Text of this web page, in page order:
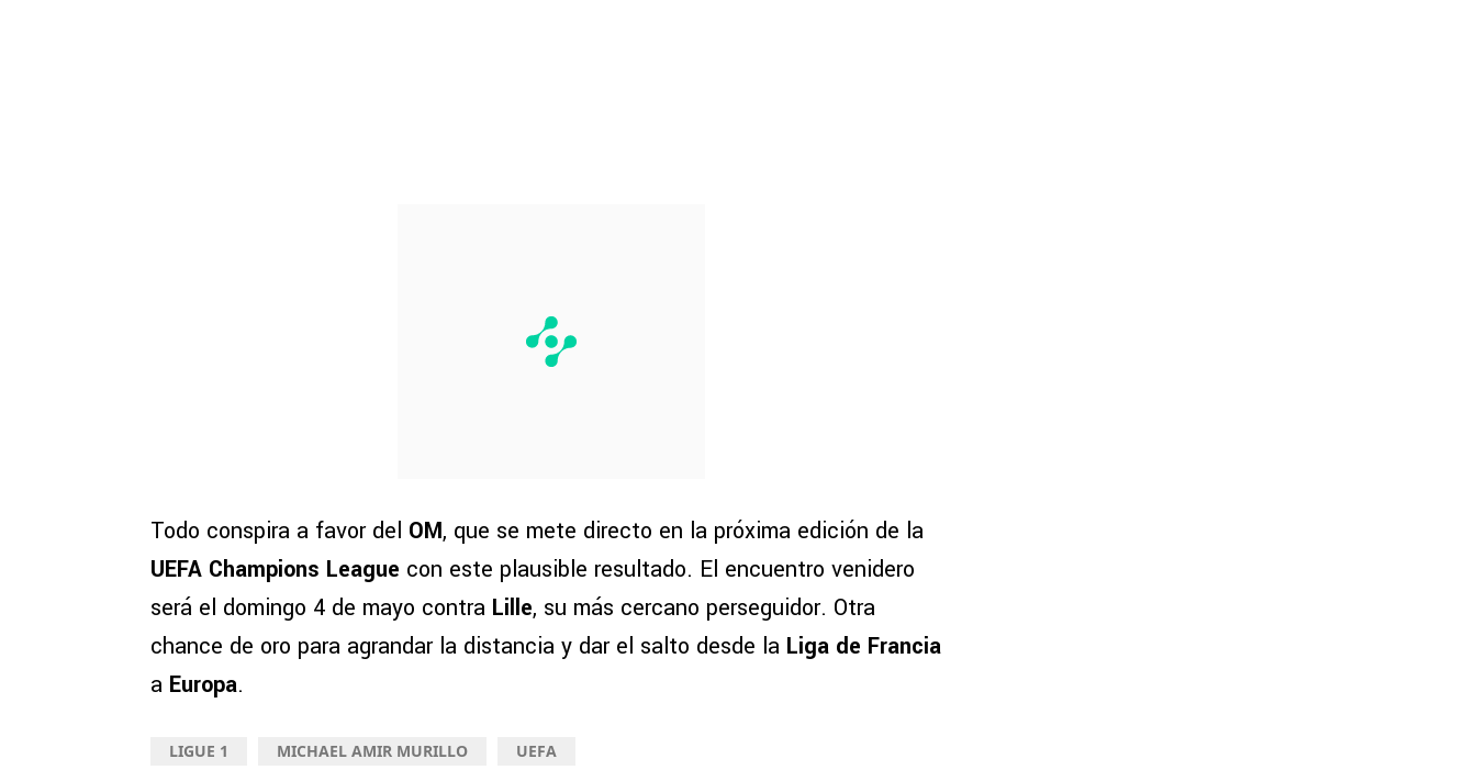
Todo conspira a favor del OM, que se mete directo en la próxima edición de la
UEFA Champions League con este plausible resultado. El encuentro venidero
será el domingo 4 de mayo contra Lille, su más cercano perseguidor. Otra
chance de oro para agrandar la distancia y dar el salto desde la Liga de Francia
a Europa.
LIGUE 1 MICHAEL AMIR MURILLO UEFA